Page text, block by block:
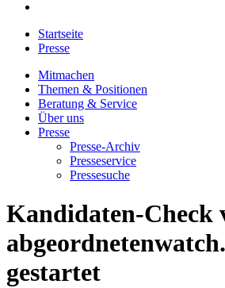
Startseite
Presse
Mitmachen
Themen & Positionen
Beratung & Service
Über uns
Presse
Presse-Archiv
Presseservice
Pressesuche
Kandidaten-Check
gestartet